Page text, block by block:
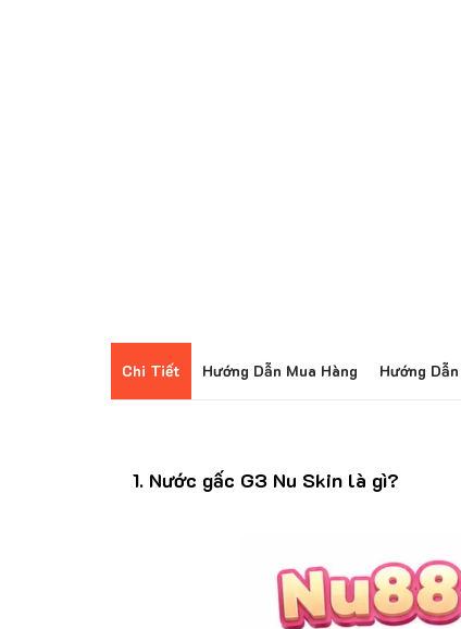
Chi Tiết Hướng Dẫn Mua Hàng Hướng
1. Nước gấc G3 Nu Skin là gì?